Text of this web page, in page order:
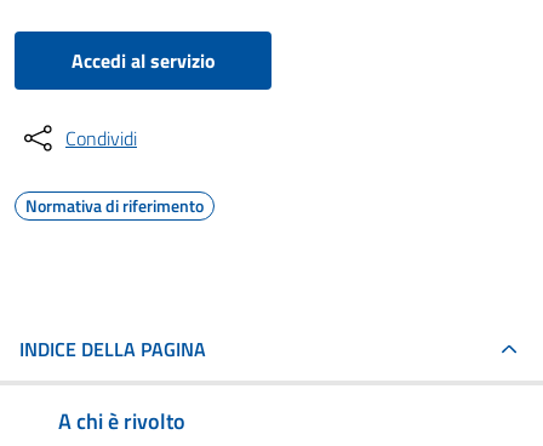
Accedi al servizio
Condividi
Normativa di riferimento
INDICE DELLA PAGINA
A chi è rivolto